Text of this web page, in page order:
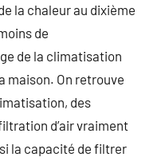
la chaleur au dixième
de
de la climatisation
maison. On retrouve
des
d’air vraiment
la capacité de filtrer